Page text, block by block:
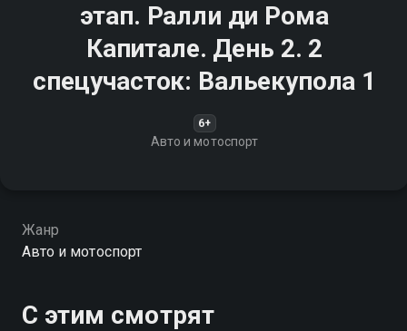
этап. Ралли ди Рома
Капитале. День 2. 2
спецучасток: Вальекупола 1
6+
Авто и мотоспорт
Жанр
Авто и мотоспорт
С этим смотрят